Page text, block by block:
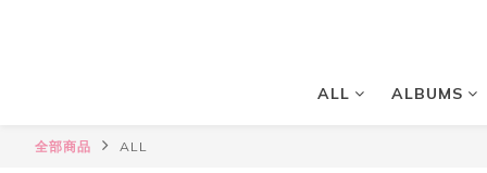
ALL ALBUMS
全部商品 ALL